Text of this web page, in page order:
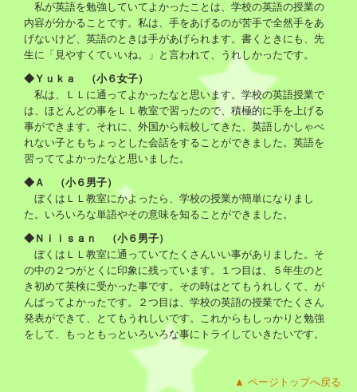
私が英語を勉強していてよかったことは、学校の英語の授業の
内容が分かることです。私は、手をあげるのが苦手で全然手をあ
げないけど、英語のときは手があげられます。書くときにも、先
生に「見やすくていいね。」と言われて、うれしかったです。
◆Ｙｕｋａ （小６女子）
私は、ＬＬに通ってよかったなと思います。学校の英語授業で
は、ほとんどの事をＬＬ教室で習ったので、積極的に手を上げる
事ができます。それに、外国から転校してきた、英語しかしゃべ
れない子ともちょっとした会話をすることができました。英語を
習っててよかったなと思いました。
◆Ａ （小６男子）
ぼくはＬＬ教室にかよったら、学校の授業が簡単になりまし
た。いろいろな単語やその意味を知ることができました。
◆Ｎｉｉｓａｎ （小６男子）
ぼくはＬＬ教室に通っていてたくさんいい事がありました。そ
の中の２つがとくに印象に残っています。１つ目は、５年生のと
き初めて英検に受かった事です。その時はとてもうれしくて、が
んばってよかったです。２つ目は、学校の英語の授業でたくさん
発表ができて、とてもうれしいです。これからもしっかりと勉強
をして、もっともっといろいろな事にトライしていきたいです。
▲ ページトップへ戻る